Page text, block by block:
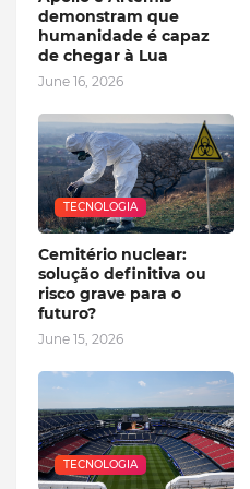
demonstram que
humanidade é capaz
de chegar à Lua
June 16, 2026
TECNOLOGIA
Cemitério nuclear:
solução definitiva ou
risco grave para o
futuro?
June 15, 2026
TECNOLOGIA